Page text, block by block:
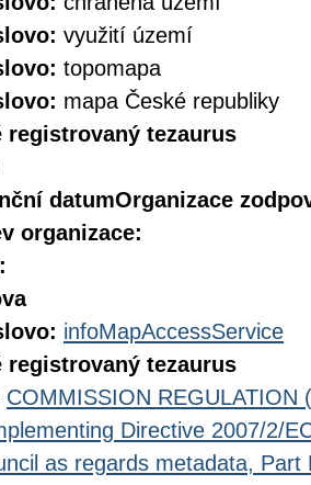
využití území
topomapa
mapa České republiky
registrovaný tezaurus
datumOrganizace
organizace:
infoMapAccessService
registrovaný tezaurus
COMMISSION REGULATION
Directive 2007/2/
as regards metadata,